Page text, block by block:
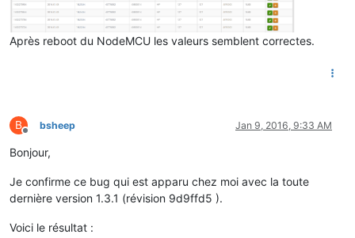
Après reboot du NodeMCU les valeurs semblent correctes.
B
Offline
bsheep Jan 9, 2016, 9:33 AM
Bonjour,
Je confirme ce bug qui est apparu chez moi avec la toute
dernière version 1.3.1 (révision 9d9ffd5 ).
Voici le résultat :